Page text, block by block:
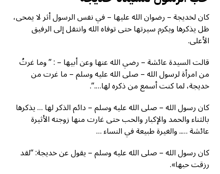
كان لخديجة – رضوان الله عليها – في نفس الرسول أثر لا يمحى،
ظل يذكرها ويكرم سيرتها حتى توفاه الله وانتقل إلى الرفيق
الأعلى.
قالت السيدة عائشة – رضي الله عنها وعن أبيها – : ” وما غرتُ
من امرأة لرسول الله – صلى الله عليه وسلم – ما غرت من
خديجة، لما كنت أسمع من ذكره لها….”.
كان رسول الله – صلى الله عليه وسلم – دائم الذكر لها … يذكرها
بالثناء والحمد والإكبار والحب حتى غارت منها زوجته الأثيرة
عائشة ….. والغيرة طبيعة في النساء …
كان رسول الله – صلى الله عليه وسلم – يقول عن خديجة: “لقد
رزقت حبها».